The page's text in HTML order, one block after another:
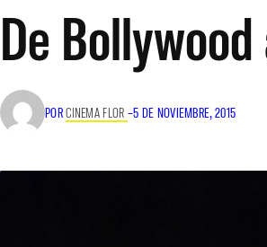
De
PORCINEMA FLOR –5 DE NOVIEMBRE, 2015